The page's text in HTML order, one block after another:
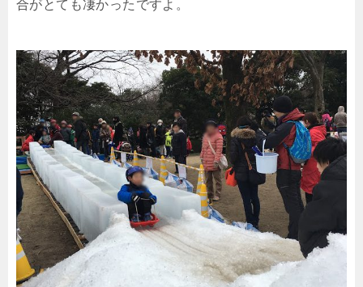
合がとても凄かったですよ。